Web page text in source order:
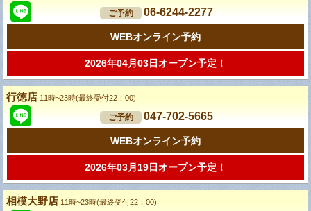
ご予約 06-6244-2277
WEBオンライン予約
2026年04月03日オープン予定！
行徳店 11時~23時(最終受付22：00)
ご予約 047-702-5665
WEBオンライン予約
2026年03月19日オープン予定！
相模大野店 11時~23時(最終受付22：00)